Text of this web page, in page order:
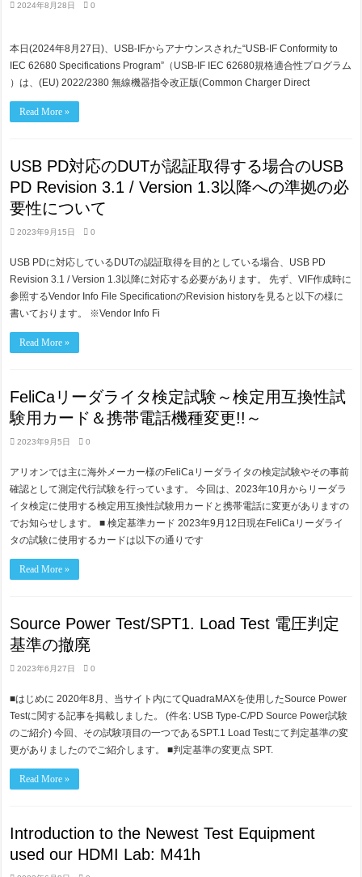
2024年8月28日 0
本日(2024年8月27日)、USB-IFからアナウンスされた“USB-IF Conformity to
IEC 62680 Specifications Program”（USB-IF IEC 62680規格適合性プログラム
）は、(EU) 2022/2380 無線機器指令改正版(Common Charger Direct
Read More »
USB PD対応のDUTが認証取得する場合のUSB
PD Revision 3.1 / Version 1.3以降への準拠の必
要性について
2023年9月15日 0
USB PDに対応しているDUTの認証取得を目的としている場合、USB PD
Revision 3.1 / Version 1.3以降に対応する必要があります。 先ず、VIF作成時に
参照するVendor Info File SpecificationのRevision historyを見ると以下の様に
書いております。 ※Vendor Info Fi
Read More »
FeliCaリーダライタ検定試験～検定用互換性試
験用カード＆携帯電話機種変更!!～
2023年9月5日 0
アリオンでは主に海外メーカー様のFeliCaリーダライタの検定試験やその事前
確認として測定代行試験を行っています。 今回は、2023年10月からリーダラ
イタ検定に使用する検定用互換性試験用カードと携帯電話に変更がありますの
でお知らせします。 ■ 検定基準カード 2023年9月12日現在FeliCaリーダライ
タの試験に使用するカードは以下の通りです
Read More »
Source Power Test/SPT1. Load Test 電圧判定
基準の撤廃
2023年6月27日 0
■はじめに 2020年8月、当サイト内にてQuadraMAXを使用したSource Power
Testに関する記事を掲載しました。 (件名: USB Type-C/PD Source Power試験
のご紹介) 今回、その試験項目の一つであるSPT.1 Load Testにて判定基準の変
更がありましたのでご紹介します。 ■判定基準の変更点 SPT.
Read More »
Introduction to the Newest Test Equipment
used our HDMI Lab: M41h